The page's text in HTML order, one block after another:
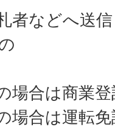
者などへ送
場合は商業
場合は運転